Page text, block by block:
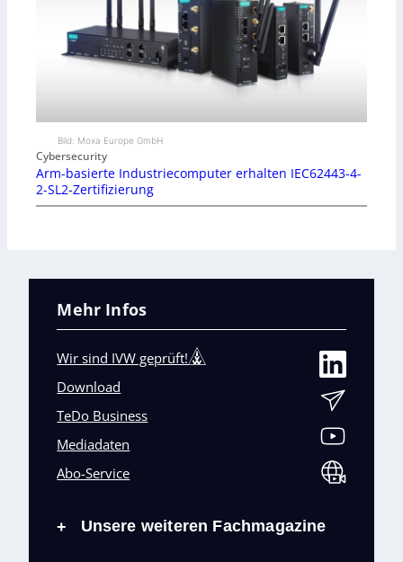
Bild: Moxa Europe GmbH
Cybersecurity
Arm-basierte Industriecomputer erhalten IEC62443-4-
2-SL2-Zertifizierung
Mehr Infos
Wir sind IVW geprüft!
Download
TeDo Business
Mediadaten
Abo-Service
+ Unsere weiteren Fachmagazine